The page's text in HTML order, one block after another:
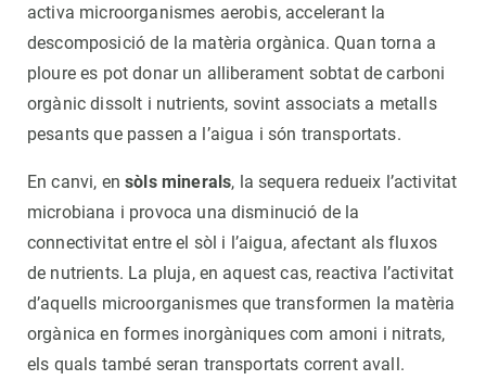
activa microorganismes aerobis, accelerant la
descomposició de la matèria orgànica. Quan torna a
ploure es pot donar un alliberament sobtat de carboni
orgànic dissolt i nutrients, sovint associats a metalls
pesants que passen a l’aigua i són transportats.
En canvi, ensòls minerals, la sequera redueix l’activitat
microbiana i provoca una disminució de la
connectivitat entre el sòl i l’aigua, afectant als fluxos
de nutrients. La pluja, en aquest cas, reactiva l’activitat
d’aquells microorganismes que transformen la matèria
orgànica en formes inorgàniques com amoni i nitrats,
els quals també seran transportats corrent avall.